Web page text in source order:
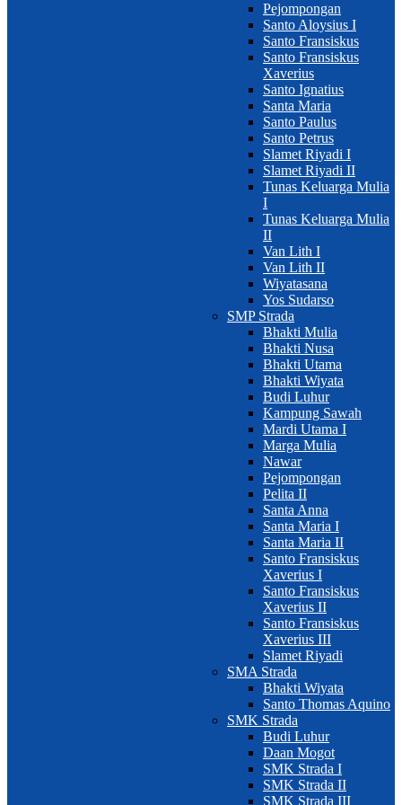
Pejompongan
Santo Aloysius I
Santo Fransiskus
Santo Fransiskus
Xaverius
Santo Ignatius
Santa Maria
Santo Paulus
Santo Petrus
Slamet Riyadi I
Slamet Riyadi II
Tunas Keluarga Mulia
I
Tunas Keluarga Mulia
II
Van Lith I
Van Lith II
Wiyatasana
Yos Sudarso
SMP Strada
Bhakti Mulia
Bhakti Nusa
Bhakti Utama
Bhakti Wiyata
Budi Luhur
Kampung Sawah
Mardi Utama I
Marga Mulia
Nawar
Pejompongan
Pelita II
Santa Anna
Santa Maria I
Santa Maria II
Santo Fransiskus
Xaverius I
Santo Fransiskus
Xaverius II
Santo Fransiskus
Xaverius III
Slamet Riyadi
SMA Strada
Bhakti Wiyata
Santo Thomas Aquino
SMK Strada
Budi Luhur
Daan Mogot
SMK Strada I
SMK Strada II
SMK Strada III